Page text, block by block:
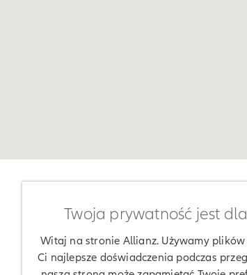
Twoja prywatność jest
Witaj na stronie Allianz. Używamy
Ci najlepsze doświadczenia podczas